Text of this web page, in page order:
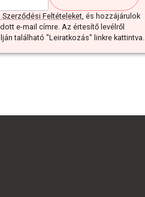
Feltételeket, és hozzájárulok
e-mail címre. Az értesítő levélről
található "Leiratkozás" linkre kattintva.